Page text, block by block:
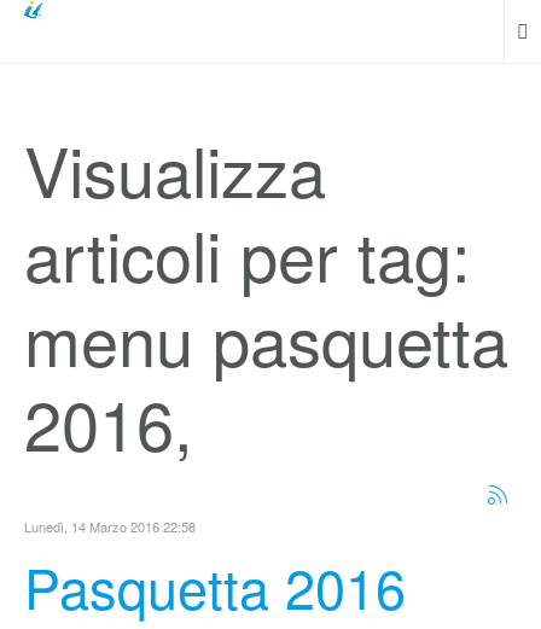
Visualizza
articoli per tag:
menu pasquetta
2016,
Lunedì, 14 Marzo 2016 22:58
Pasquetta 2016